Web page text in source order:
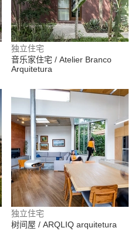
独立住宅
音乐家住宅 / Atelier Branco
Arquitetura
独立住宅
树间屋 / ARQLIQ arquitetura